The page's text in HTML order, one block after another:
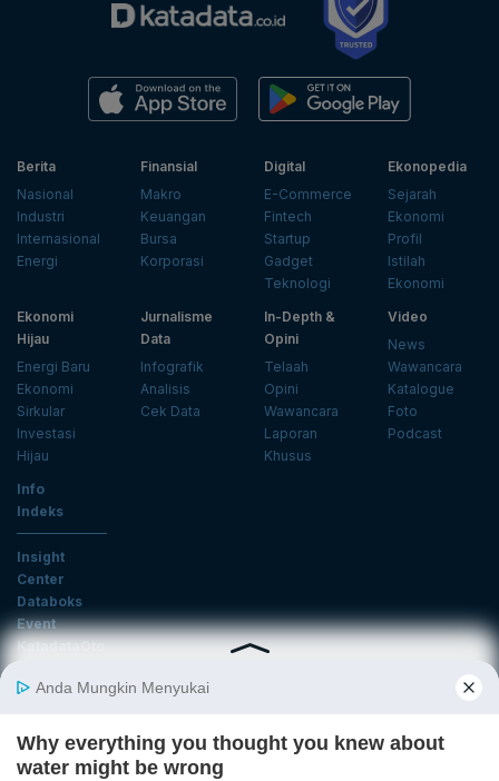
Berita
Nasional
Industri
Internasional
Energi
Finansial
Makro
Keuangan
Bursa
Korporasi
Digital
E-Commerce
Fintech
Startup
Gadget
Teknologi
Ekonopedia
Sejarah
Ekonomi
Profil
Istilah
Ekonomi
Ekonomi
Hijau
Energi Baru
Ekonomi
Sirkular
Investasi
Hijau
Jurnalisme
Data
Infografik
Analisis
Cek Data
In-Depth &
Opini
Telaah
Opini
Wawancara
Laporan
Khusus
Video
News
Wawancara
Katalogue
Foto
Podcast
Info
Indeks
Insight
Center
Databoks
Event
KatadataOto
Email
Daftar